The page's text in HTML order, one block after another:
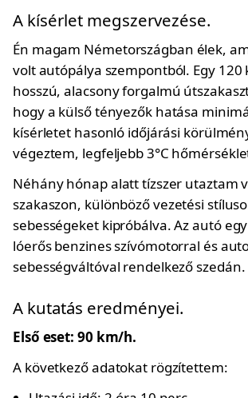
A kísérlet megszervezése.
Én magam Németországban élek,
volt autópálya szempontból. Egy
hosszú, alacsony forgalmú
hogy a külső tényezők hatása
kísérletet hasonló időjárási
végeztem, legfeljebb 3°C
Néhány hónap alatt tízszer utaztam
szakaszon, különböző vezetési
sebességeket kipróbálva. Az autó
lóerős benzines szívómotorral és
sebességváltóval rendelkező szedán.
A kutatás eredményei.
Első eset: 90 km/h.
A következő adatokat rögzítettem: